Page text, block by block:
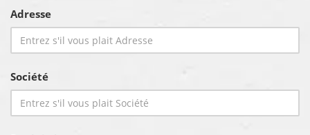
Adresse
Société